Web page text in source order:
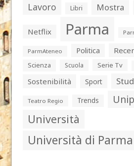
Lavoro Libri Mostra
Netflix Parma
ParmAteneo Politica
Scienza
Scuola Serie Tv
Sostenibilità Sport
Teatro Regio Trends
Università
Università di Parma